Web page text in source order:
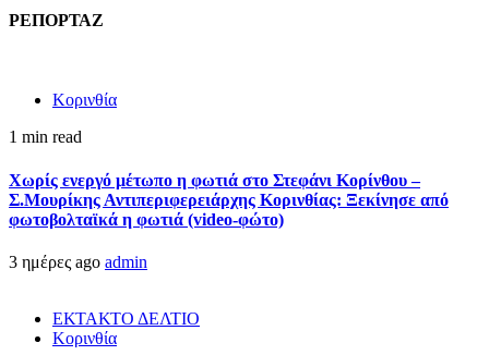
ΡΕΠΟΡΤΑΖ
Κορινθία
1 min read
Χωρίς ενεργό μέτωπο η φωτιά στο Στεφάνι Κορίνθου –
Σ.Μουρίκης Αντιπεριφερειάρχης Κορινθίας: Ξεκίνησε από
φωτοβολταϊκά η φωτιά (video-φώτο)
3 ημέρες ago admin
ΕΚΤΑΚΤΟ ΔΕΛΤΙΟ
Κορινθία